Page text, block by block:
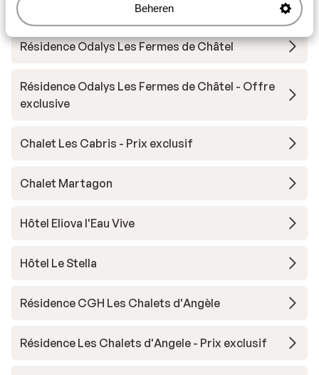
Beheren
Autres hébergements - Châtel
Résidence Odalys Les Fermes de Châtel
Résidence Odalys Les Fermes de Châtel - Offre
exclusive
Chalet Les Cabris - Prix exclusif
Chalet Martagon
Hôtel Eliova l'Eau Vive
Hôtel Le Stella
Résidence CGH Les Chalets d'Angèle
Résidence Les Chalets d'Angele - Prix exclusif